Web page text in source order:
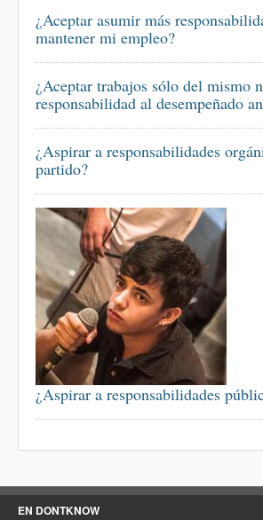
¿Aceptar asumir más
mantener mi empleo?
¿Aceptar trabajos sólo del mismo
responsabilidad al desempeñado
¿Aspirar a responsabilidades
partido?
¿Aspirar a responsabilidades
EN DONTKNOW